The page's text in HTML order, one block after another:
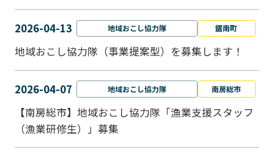
2026-04-13 地域おこし協力隊 鋸南町
地域おこし協力隊（事業提案型）を募集します！
2026-04-07 地域おこし協力隊 南房総市
【南房総市】地域おこし協力隊「漁業支援スタッフ
（漁業研修生）」募集